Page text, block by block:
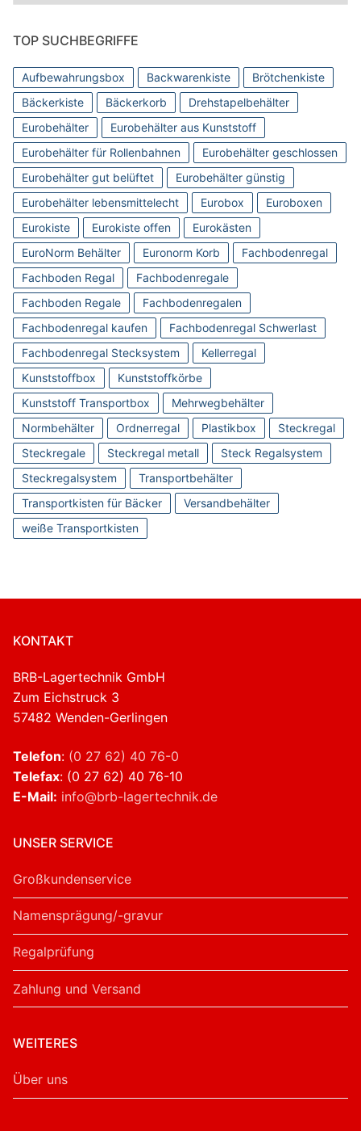
TOP SUCHBEGRIFFE
Aufbewahrungsbox Backwarenkiste
Brötchenkiste
Bäckerkiste
Bäckerkorb
Drehstapelbehälter
Eurobehälter
Eurobehälter aus Kunststoff
Eurobehälter für Rollenbahnen
Eurobehälter geschlossen
Eurobehälter gut belüftet
Eurobehälter günstig
Eurobehälter lebensmittelecht
Eurobox
Euroboxen
Eurokiste
Eurokiste offen
Eurokästen
EuroNorm Behälter
Euronorm Korb
Fachbodenregal
Fachboden Regal
Fachbodenregale
Fachboden Regale
Fachbodenregalen
Fachbodenregal kaufen
Fachbodenregal Schwerlast
Fachbodenregal Stecksystem
Kellerregal
Kunststoffbox
Kunststoffkörbe
Kunststoff Transportbox
Mehrwegbehälter
Normbehälter
Ordnerregal Plastikbox
Steckregal
Steckregale
Steckregal metall
Steck Regalsystem
Steckregalsystem
Transportbehälter
Transportkisten für Bäcker
Versandbehälter
weiße Transportkisten
KONTAKT
BRB-Lagertechnik GmbH
Zum Eichstruck 3
57482 Wenden-Gerlingen
Telefon: (0 27 62) 40 76-0
Telefax: (0 27 62) 40 76-10
E-Mail: info@brb-lagertechnik.de
UNSER SERVICE
Großkundenservice
Namensprägung/-gravur
Regalprüfung
Zahlung und Versand
WEITERES
Über uns